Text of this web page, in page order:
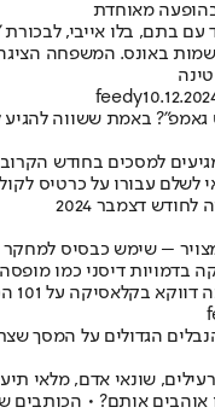
בהופעה מאוחדת
עם בתם, בלו אייבי,
באונס. המשפחה
גאמפ"? באמת ששווה להגיע
למסכים בחודש
עבורו על כרטיס
דצמבר 2024
– שימש כבסיס למחקר
דיסני כמו מופסה,
על 101 הכלבים הדלמטים
הגדולים על המסך
שונאי אדם, מלאי
אוהבים אותם? • הכותבים